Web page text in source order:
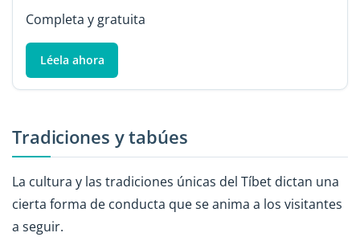
Completa y gratuita
Léela ahora
Tradiciones y tabúes
La cultura y las tradiciones únicas del Tíbet dictan una
cierta forma de conducta que se anima a los visitantes
a seguir.